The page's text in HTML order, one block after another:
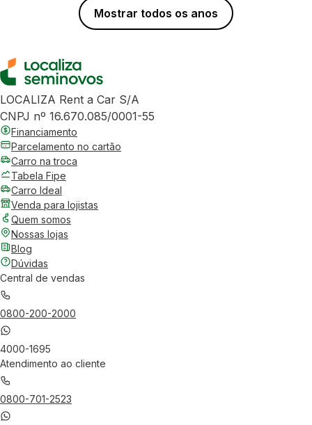
Mostrar todos os anos
LOCALIZA Rent a Car S/A
CNPJ nº 16.670.085/0001-55
Financiamento
Parcelamento no cartão
Carro na troca
Tabela Fipe
Carro Ideal
Venda para lojistas
Quem somos
Nossas lojas
Blog
Dúvidas
Central de vendas
0800-200-2000
4000-1695
Atendimento ao cliente
0800-701-2523